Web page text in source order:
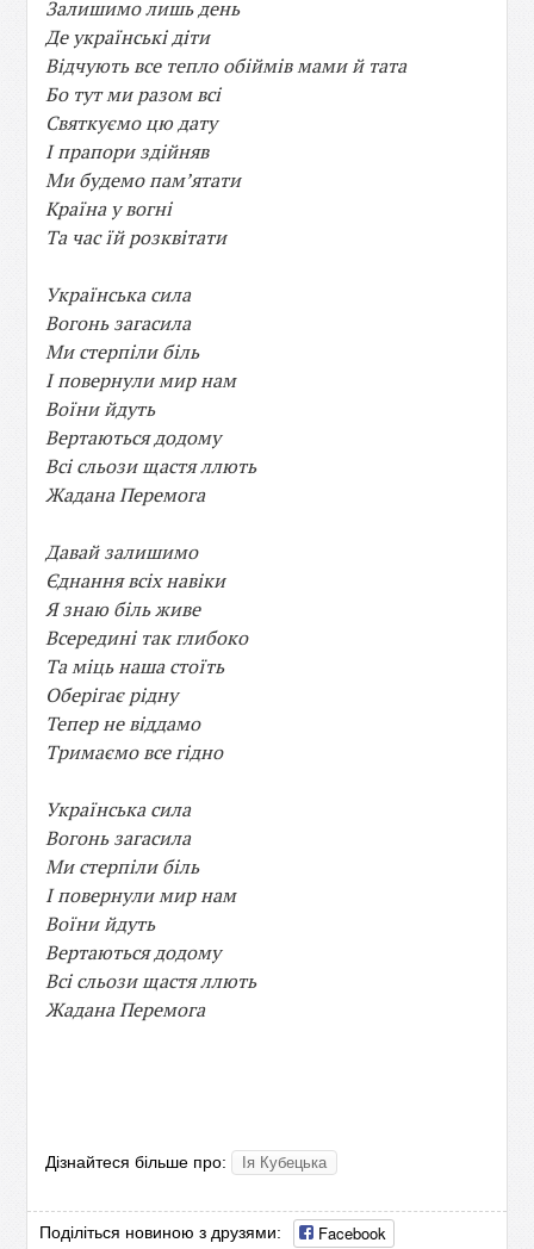
Залишимо лишь день
Де українські діти
Відчують все тепло обіймів мами й тата
Бо тут ми разом всі
Святкуємо цю дату
І прапори здійняв
Ми будемо пам’ятати
Країна у вогні
Та час їй розквітати
Українська сила
Вогонь загасила
Ми стерпіли біль
І повернули мир нам
Воїни йдуть
Вертаються додому
Всі сльози щастя ллють
Жадана Перемога
Давай залишимо
Єднання всіх навіки
Я знаю біль живе
Всередині так глибоко
Та міць наша стоїть
Оберігає рідну
Тепер не віддамо
Тримаємо все гідно
Українська сила
Вогонь загасила
Ми стерпіли біль
І повернули мир нам
Воїни йдуть
Вертаються додому
Всі сльози щастя ллють
Жадана Перемога
Дізнайтеся більше про: Ія Кубецька
Поділіться новиною з друзями:
Facebook